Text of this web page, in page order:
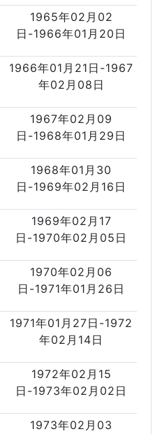
1965年02月02
日-1966年01月20日
1966年01月21日-1967
年02月08日
1967年02月09
日-1968年01月29日
1968年01月30
日-1969年02月16日
1969年02月17
日-1970年02月05日
1970年02月06
日-1971年01月26日
1971年01月27日-1972
年02月14日
1972年02月15
日-1973年02月02日
1973年02月03